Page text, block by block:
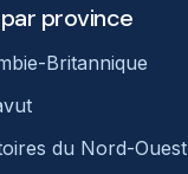
province
Britannique
du Nord-Ouest